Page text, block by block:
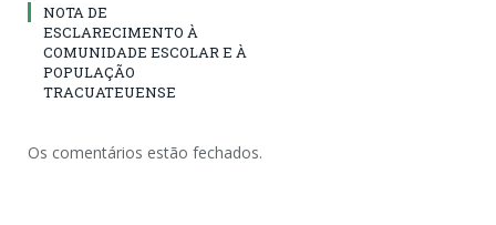
NOTA DE
ESCLARECIMENTO À
COMUNIDADE ESCOLAR E À
POPULAÇÃO
TRACUATEUENSE
Os comentários estão fechados.